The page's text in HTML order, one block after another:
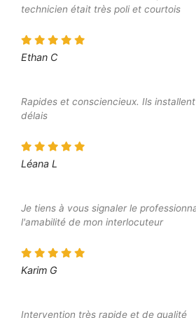
technicien était très poli et courtois
Ethan C
Rapides et consciencieux. Ils
délais
Léana L
Je tiens à vous signaler le
l'amabilité de mon interlocuteur
Karim G
Intervention très rapide et de qualité